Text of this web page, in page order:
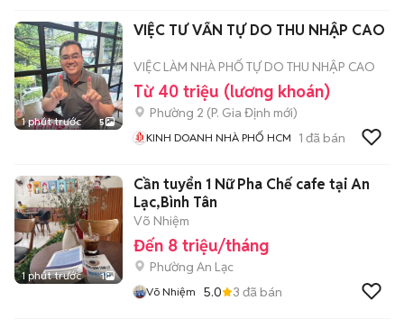
1 phút trước 5
VIỆC TƯ VẤN TỰ DO THU NHẬP CAO
VIỆC LÀM NHÀ PHỐ TỰ DO THU NHẬP CAO
Từ 40 triệu (lương khoán)
Phường 2 (P. Gia Định mới)
KINH DOANH NHÀ PHỐ HCM 1 đã bán
1 phút trước 1
Cần tuyển 1 Nữ Pha Chế cafe tại An
Lạc,Bình Tân
Võ Nhiệm
Đến 8 triệu/tháng
Phường An Lạc
Võ Nhiệm 5.0 3 đã bán